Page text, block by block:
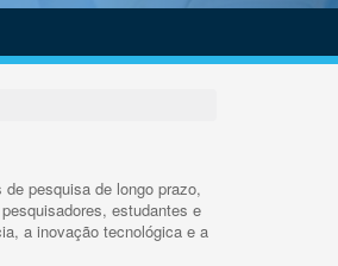
pesquisa de longo prazo,
estudantes e
a inovação tecnológica e a